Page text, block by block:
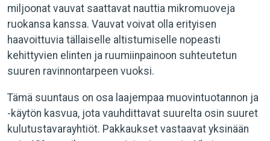
miljoonat vauvat saattavat nauttia mikromuoveja
ruokansa kanssa. Vauvat voivat olla erityisen
haavoittuvia tällaiselle altistumiselle nopeasti
kehittyvien elinten ja ruumiinpainoon suhteutetun
suuren ravinnontarpeen vuoksi.
Tämä suuntaus on osa laajempaa muovintuotannon ja
-käytön kasvua, jota vauhdittavat suurelta osin suuret
kulutustavarayhtiöt. Pakkaukset vastaavat yksinään